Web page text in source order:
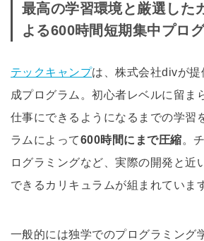
最高の学習環境と厳選した
よる600時間短期集中プロ
テックキャンプは、株式会社divが
成プログラム。初心者レベルに留ま
仕事にできるようになるまでの学習
ラムによって600時間にまで圧縮。
ログラミングなど、実際の開発と近
できるカリキュラムが組まれていま
一般的には独学でのプログラミング